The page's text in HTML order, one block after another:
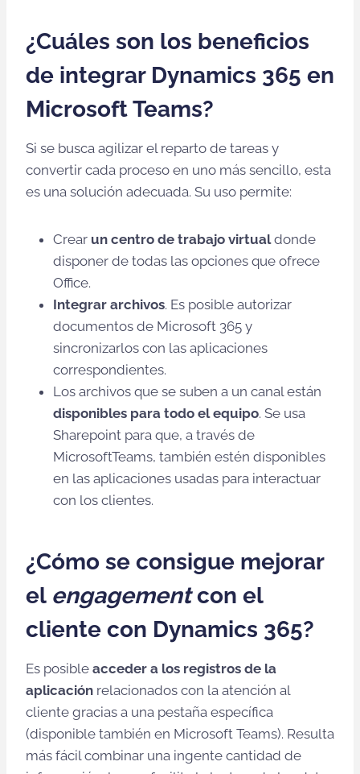
¿Cuáles son los beneficios
de integrar Dynamics 365 en
Microsoft Teams?
Si se busca agilizar el reparto de tareas y
convertir cada proceso en uno más sencillo, esta
es una solución adecuada. Su uso permite:
Crear un centro de trabajo virtualdonde
disponer de todas las opciones que ofrece
Office.
Integrar archivos. Es posible autorizar
documentos de Microsoft 365 y
sincronizarlos con las aplicaciones
correspondientes.
Los archivos que se suben a un canal están
disponibles para todo el equipo. Se usa
Sharepoint para que, a través de
MicrosoftTeams, también estén disponibles
en las aplicaciones usadas para interactuar
con los clientes.
¿Cómo se consigue mejorar
el engagementcon el
cliente con Dynamics 365?
Es posible acceder a los registros de la
aplicación relacionados con la atención al
cliente gracias a una pestaña específica
(disponible también en Microsoft Teams). Resulta
más fácil combinar una ingente cantidad de